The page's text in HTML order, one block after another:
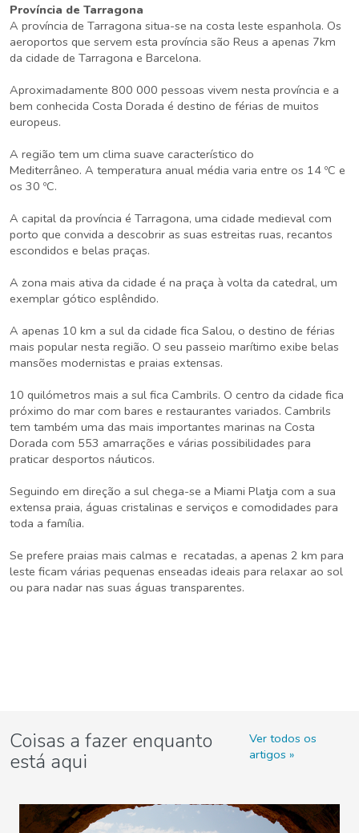
Província de Tarragona
A província de Tarragona situa-se na costa leste espanhola. Os
aeroportos que servem esta província são Reus a apenas 7km
da cidade de Tarragona e Barcelona.
Aproximadamente 800 000 pessoas vivem nesta província e a
bem conhecida Costa Dorada é destino de férias de muitos
europeus.
A região tem um clima suave característico do
Mediterrâneo. A temperatura anual média varia entre os 14 ºC e
os 30 ºC.
A capital da província é Tarragona, uma cidade medieval com
porto que convida a descobrir as suas estreitas ruas, recantos
escondidos e belas praças.
A zona mais ativa da cidade é na praça à volta da catedral, um
exemplar gótico esplêndido.
A apenas 10 km a sul da cidade fica Salou, o destino de férias
mais popular nesta região. O seu passeio marítimo exibe belas
mansões modernistas e praias extensas.
10 quilómetros mais a sul fica Cambrils. O centro da cidade fica
próximo do mar com bares e restaurantes variados. Cambrils
tem também uma das mais importantes marinas na Costa
Dorada com 553 amarrações e várias possibilidades para
praticar desportos náuticos.
Seguindo em direção a sul chega-se a Miami Platja com a sua
extensa praia, águas cristalinas e serviços e comodidades para
toda a família.
Se prefere praias mais calmas e recatadas, a apenas 2 km para
leste ficam várias pequenas enseadas ideais para relaxar ao sol
ou para nadar nas suas águas transparentes.
Coisas a fazer enquanto
está aqui
Ver todos os
artigos